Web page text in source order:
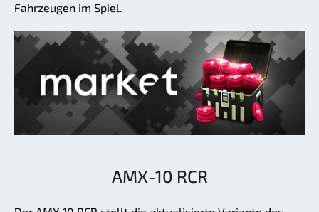
Fahrzeugen im Spiel.
AMX-10 RCR